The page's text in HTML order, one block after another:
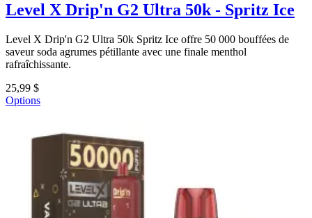
Level X Drip'n G2 Ultra 50k - Spritz Ice
Level X Drip'n G2 Ultra 50k Spritz Ice offre 50 000 bouffées de
saveur soda agrumes pétillante avec une finale menthol
rafraîchissante.
25,99 $
Options